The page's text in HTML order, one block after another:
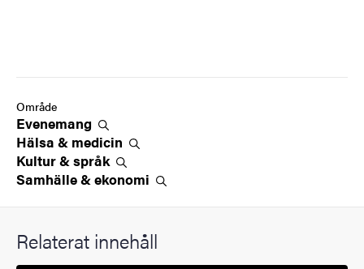
Område
Evenemang
Hälsa & medicin
Kultur &språk
Samhälle &ekonomi
Relaterat innehåll